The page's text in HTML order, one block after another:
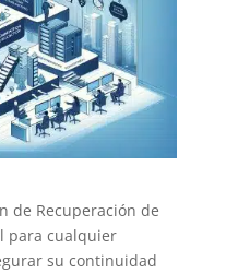
de Recuperación de
para cualquier
su continuidad